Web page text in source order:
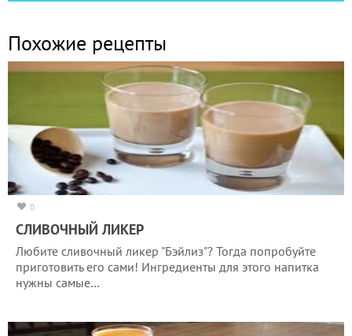
Похожие рецепты
0
СЛИВОЧНЫЙ ЛИКЕР
Любите сливочный ликер "Бэйлиз"? Тогда попробуйте
приготовить его сами! Ингредиенты для этого напитка
нужны самые…